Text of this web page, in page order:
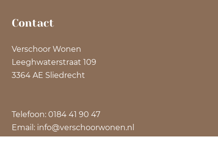
Contact
Verschoor Wonen
Leeghwaterstraat 109
3364 AE Sliedrecht
Telefoon: 0184 41 90 47
Email: info@verschoorwonen.nl